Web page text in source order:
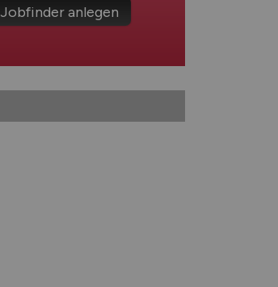
Jobfinder anlegen